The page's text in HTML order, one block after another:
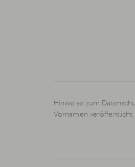
Hinweise zum
Vornamen